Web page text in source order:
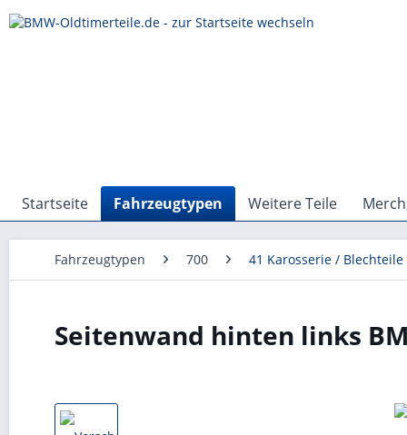
Startseite Fahrzeugtypen Weitere Teile
Fahrzeugtypen 700 41 Karosserie / Blechteile
Seitenwand hinten links